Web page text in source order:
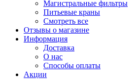
Магистральные фильтры
Питьевые краны
Смотреть все
Отзывы о магазине
Информация
Доставка
О нас
Способы оплаты
Акции